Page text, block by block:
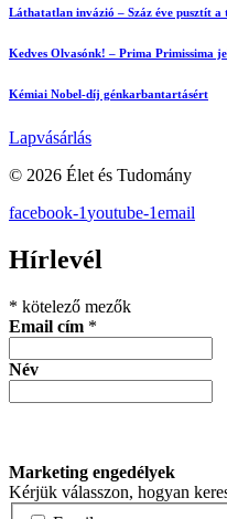
Láthatatlan invázió – Száz éve pusztít
Kedves Olvasónk! – Prima Primissima
Kémiai Nobel-díj génkarbantartásért
Lapvásárlás
© 2026 Élet és Tudomány
facebook-1youtube-1email
Hírlevél
* kötelező mezők
Email cím *
Név
Marketing engedélyek
Kérjük válasszon, hogyan